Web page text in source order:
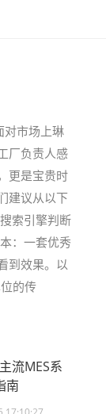
对市场上琳
厂负责人感
更是宝贵时
建议从以下
索引擎判断
：一套优秀
到效果。以
的传
流MES系
南